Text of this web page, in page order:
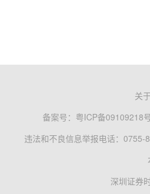
关
备案号： 粤ICP备09109218
违法和不良信息举报电话：0755-
深圳证券